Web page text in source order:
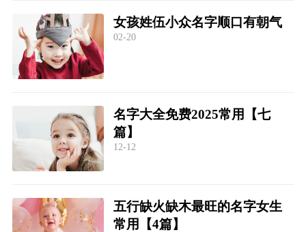
女孩姓伍小众名字顺口有朝气
02-20
名字大全免费2025常用【七
篇】
12-12
五行缺火缺木最旺的名字女生
常用【4篇】